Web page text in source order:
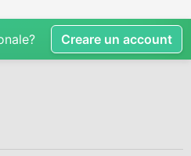
Creare un account